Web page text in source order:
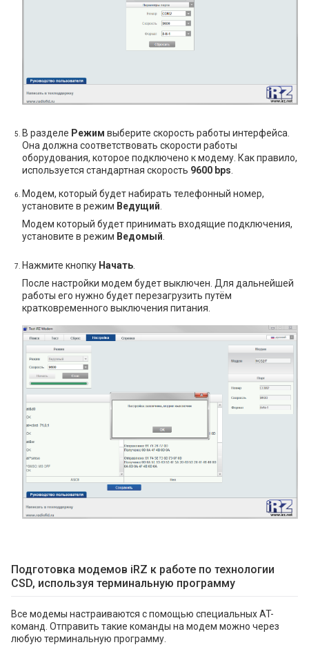
В разделе Режим выберите скорость работы интерфейса.
Она должна соответствовать скорости работы
оборудования, которое подключено к модему. Как правило,
используется стандартная скорость 9600 bps
Модем, который будет набирать телефонный номер,
установите в режим Ведущий
Модем который будет принимать входящие подключения,
установите в режим Ведомый
Нажмите кнопку Начать
После настройки модем будет выключен. Для дальнейшей
работы его нужно будет перезагрузить путём
кратковременного выключения питания.
Подготовка модемов iRZ к работе по технологии
CSD, используя терминальную программу
Все модемы настраиваются с помощью специальных AT-
команд. Отправить такие команды на модем можно через
любую терминальную программу.